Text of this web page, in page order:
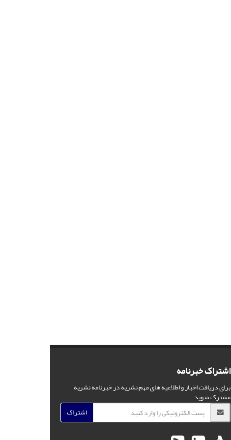
اشتراک خبرنامه
برای دریافت اخبار و اطلاعیه های مهم نشریه در خبرنامه نشریه
مشترک شوید.
اشتراک